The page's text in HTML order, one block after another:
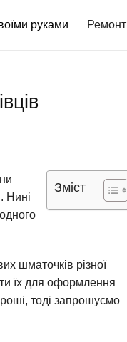
руками Ремонт
Зміст
Нині
шматочків різної
їх для оформлення
тоді запрошуємо